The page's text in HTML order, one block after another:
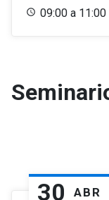
09:00 a 11:00
30 ABR